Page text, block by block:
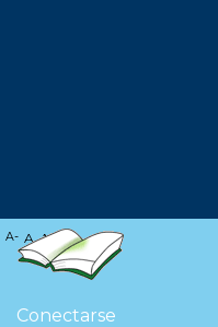
A- A A+
Conectarse